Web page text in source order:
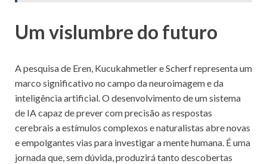
Um vislumbre do futuro
A pesquisa de Eren, Kucukahmetler e Scherf representa um
marco significativo no campo da neuroimagem e da
inteligência artificial. O desenvolvimento de um sistema
de IA capaz de prever com precisão as respostas
cerebrais a estímulos complexos e naturalistas abre novas
e empolgantes vias para investigar a mente humana. É uma
jornada que, sem dúvida, produzirá tanto descobertas